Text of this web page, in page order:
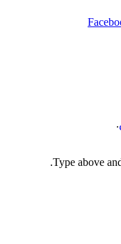
.
Type above